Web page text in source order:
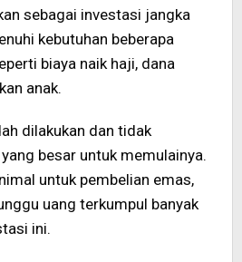
sebagai investasi jangka
kebutuhan beberapa
biaya naik haji, dana
anak.
dilakukan dan tidak
besar untuk memulainya.
untuk pembelian emas,
uang terkumpul banyak
ini.